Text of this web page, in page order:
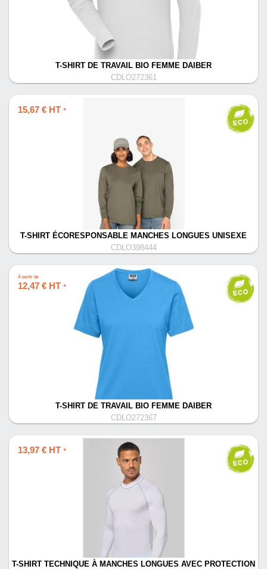
T-SHIRT DE TRAVAIL BIO FEMME DAIBER
CDLO272361
15,67 € HT *
T-SHIRT ÉCORESPONSABLE MANCHES LONGUES UNISEXE
CDLO398444
À partir de
12,47 € HT *
T-SHIRT DE TRAVAIL BIO FEMME DAIBER
CDLO272367
13,97 € HT *
T-SHIRT TECHNIQUE À MANCHES LONGUES AVEC PROTECTION